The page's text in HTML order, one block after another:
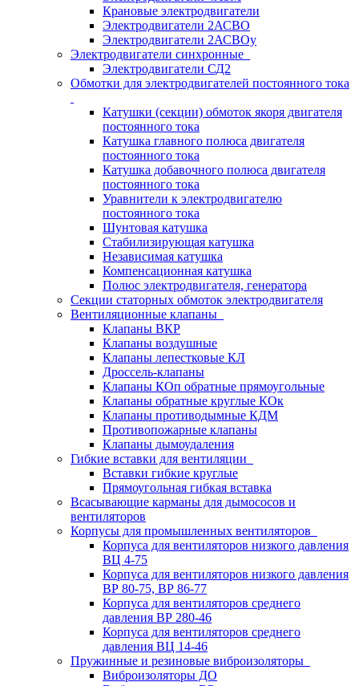
Крановые электродвигатели
Электродвигатели 2АСВО
Электродвигатели 2АСВОу
Электродвигатели синхронные
Электродвигатели СД2
Обмотки для электродвигателей постоянного тока
Катушки (секции) обмоток якоря двигателя
постоянного тока
Катушка главного полюса двигателя
постоянного тока
Катушка добавочного полюса двигателя
постоянного тока
Уравнители к электродвигателю
постоянного тока
Шунтовая катушка
Стабилизирующая катушка
Независимая катушка
Компенсационная катушка
Полюс электродвигателя, генератора
Секции статорных обмоток электродвигателя
Вентиляционные клапаны
Клапаны ВКР
Клапаны воздушные
Клапаны лепестковые КЛ
Дроссель-клапаны
Клапаны КОп обратные прямоугольные
Клапаны обратные круглые КОк
Клапаны противодымные КДМ
Противопожарные клапаны
Клапаны дымоудаления
Гибкие вставки для вентиляции
Вставки гибкие круглые
Прямоугольная гибкая вставка
Всасывающие карманы для дымососов и
вентиляторов
Корпусы для промышленных вентиляторов
Корпуса для вентиляторов низкого давления
ВЦ 4-75
Корпуса для вентиляторов низкого давления
ВР 80-75, ВР 86-77
Корпуса для вентиляторов среднего
давления ВР 280-46
Корпуса для вентиляторов среднего
давления ВЦ 14-46
Пружинные и резиновые виброизоляторы
Виброизоляторы ДО